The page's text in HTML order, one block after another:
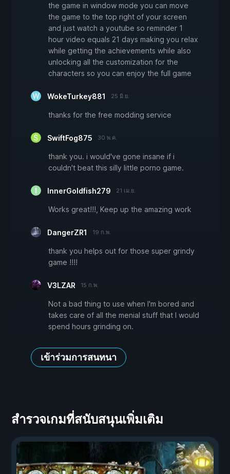
the game in window mode you can move
the game to the top right of your screen
and just watch a youtube so reminder 1
hour video equals 21 days making you relax
while getting the achievements while also
unlocking all the customization for the
characters so you can enjoy the full game
WokeTurkey881 25 มิ.ย.
thanks for the free modding service
SwiftFog875 30 พ.ค.
thank you. i would've gone insane if i
couldn't beat this silly little porno game.
InnerGoldfish279 21 เม.ย.
Works great!!!, Keep up the amazing work
DangerZR1 19 ก.พ.
thank you helps out for those super grindy
game !!!!
V3LZAR 15 ก.พ.
Not a bad thing to use when I'm bored and
takes care of all the menial stuff that I would
spend hours grinding on.
เข้าร่วมการสนทนา
สำรวจเกมที่สนับสนุนเพิ่มเติม